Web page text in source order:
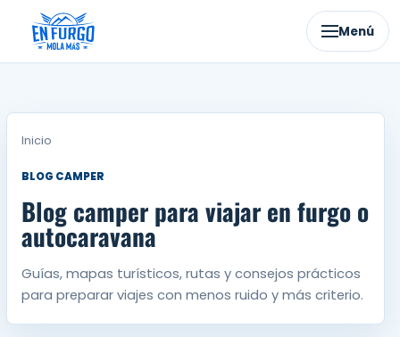
contenido
Menú
Inicio
BLOG CAMPER
Blog camper para viajar en furgo o
autocaravana
Guías, mapas turísticos, rutas y consejos prácticos
para preparar viajes con menos ruido y más criterio.